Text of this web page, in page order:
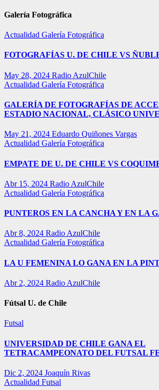
Galería Fotográfica
Actualidad Galería Fotográfica
FOTOGRAFÍAS U. DE CHILE VS
May 28, 2024 Radio AzulChile
Actualidad Galería Fotográfica
GALERÍA DE FOTOGRAFÍAS DE
ESTADIO NACIONAL, CLÁSICO
May 21, 2024 Eduardo Quiñones Vargas
Actualidad Galería Fotográfica
EMPATE DE U. DE CHILE VS
Abr 15, 2024 Radio AzulChile
Actualidad Galería Fotográfica
PUNTEROS EN LA CANCHA Y EN LA
Abr 8, 2024 Radio AzulChile
Actualidad Galería Fotográfica
LA U FEMENINA LO GANA EN LA
Abr 2, 2024 Radio AzulChile
Fútsal U. de Chile
Futsal
UNIVERSIDAD DE CHILE GANA EL
TETRACAMPEONATO DEL FUTSAL
Dic 2, 2024 Joaquín Rivas
Actualidad Futsal